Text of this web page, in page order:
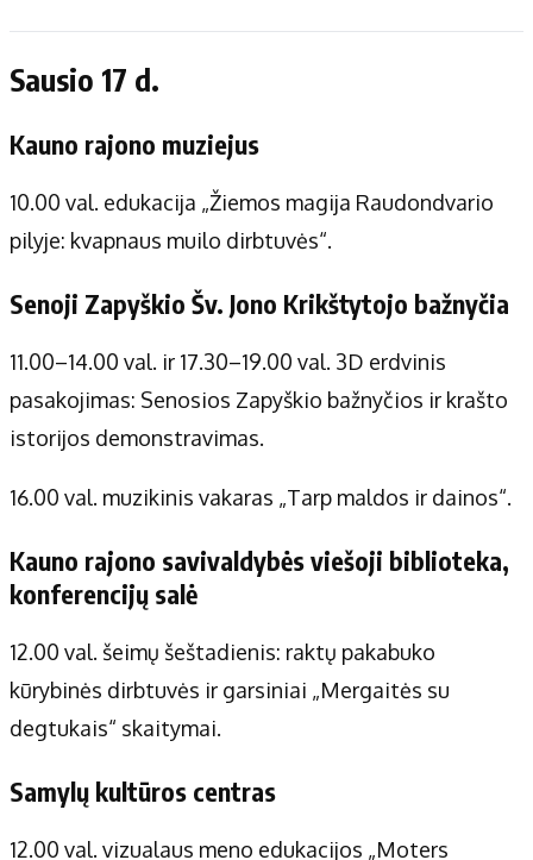
Sausio 17 d.
Kauno rajono muziejus
10.00 val. edukacija „Žiemos magija Raudondvario
pilyje: kvapnaus muilo dirbtuvės“.
Senoji Zapyškio Šv. Jono Krikštytojo bažnyčia
11.00–14.00 val. ir 17.30–19.00 val. 3D erdvinis
pasakojimas: Senosios Zapyškio bažnyčios ir krašto
istorijos demonstravimas.
16.00 val. muzikinis vakaras „Tarp maldos ir dainos“.
Kauno rajono savivaldybės viešoji biblioteka,
konferencijų salė
12.00 val. šeimų šeštadienis: raktų pakabuko
kūrybinės dirbtuvės ir garsiniai „Mergaitės su
degtukais“ skaitymai.
Samylų kultūros centras
12.00 val. vizualaus meno edukacijos „Moters